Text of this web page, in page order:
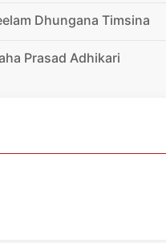
Dhungana Timsina
Prasad Adhikari